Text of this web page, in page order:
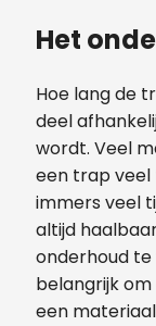
Het
Hoe lang de
deel
wordt. Veel
een trap veel
immers veel
altijd
onderhoud
belangrijk
een